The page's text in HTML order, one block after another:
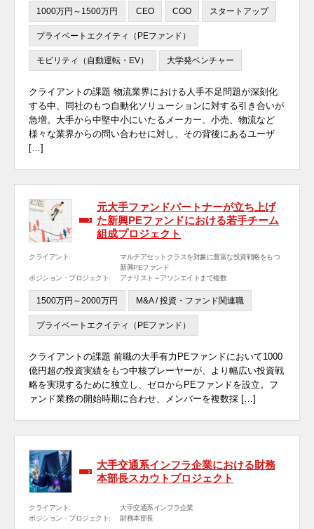
1000万円～1500万円 CEO COO スタートアップ
プライベートエクイティ（PEファンド）
モビリティ（自動運転・EV） 大学発ベンチャー
クライアントの課題 物流業界における人手不足問題が深刻化
する中、同社のもつ自動化ソリューションに対する引き合いが
急増。大手から中堅中小にいたるメーカー、小売、物流など
様々な業界からの問い合わせに対し、その背後にあるユーザ
[…]
元大手ファンドパートナーが立ち上げ
た新興PEファンドにおける若手チーム
組成プロジェクト
クライアント:
マルチアセットクラスを対象に豊富な投資戦略をもつ
新興PEファンド
ポジション・プロジェクト:
アナリスト～アソシエイトまで複数
1500万円～2000万円 M&A / 投資・ファンド関連職
プライベートエクイティ（PEファンド）
クライアントの課題 前職の大手有力PEファンドにおいて1000
億円超の投資実績をもつ中核プレーヤーが、より幅広い投資戦
略を実現するために独立し、ゼロからPEファンドを設立。フ
ァンド業務の開始時期に合わせ、メンバーを複数採 […]
大手交通系インフラ企業における財務
本部長スカウトプロジェクト
クライアント:
大手交通系インフラ企業
ポジション・プロジェクト:
財務本部長